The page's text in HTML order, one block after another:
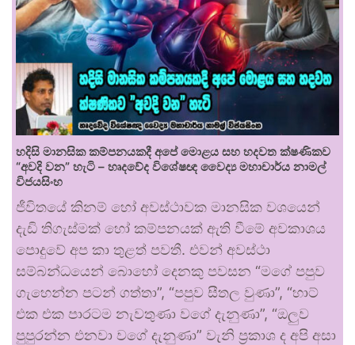
හදිසි මානසික කම්පනයකදී අපේ මොළය සහ හදවත ක්ෂණිකව
“අවදි වන” හැටි – හෘදවේද විශේෂඥ වෛද්‍ය මහාචාර්ය නාමල්
විජයසිංහ
ජීවිතයේ කිනම් හෝ අවස්ථාවක මානසික වශයෙන්
දැඩි තිගැස්මක් හෝ කම්පනයක් ඇති වීමේ අවකාශය
පොදුවේ අප කා තුළත් පවතී. එවන් අවස්ථා
සම්බන්ධයෙන් බොහෝ දෙනකු පවසන “මගේ පපුව
ගැහෙන්න පටන් ගත්තා”, “පපුව සීතල වුණා”, “හාට්
එක එක පාරටම නැවතුණා වගේ දැනුණා”, “ඔලුව
පුපුරන්න එනවා වගේ දැනුණා” වැනි ප්‍රකාශ ද අපි අසා